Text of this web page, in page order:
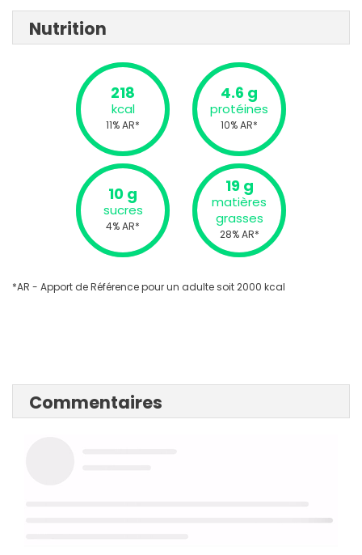
Nutrition
218
kcal
11% AR*
4.6 g
protéines
10% AR*
10 g
sucres
4% AR*
19 g
matières
grasses
28% AR*
*AR - Apport de Référence pour un adulte soit 2000 kcal
Commentaires